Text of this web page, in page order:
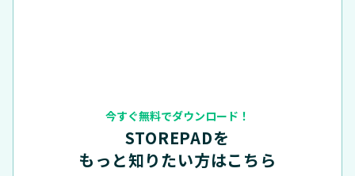
今すぐ無料でダウンロード！
STOREPADを
もっと知りたい方はこちら